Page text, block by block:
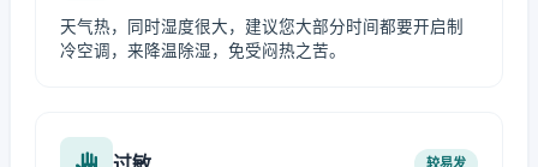
天气热，同时湿度很大，建议您大部分时间都要开启制
冷空调，来降温除湿，免受闷热之苦。
较易发